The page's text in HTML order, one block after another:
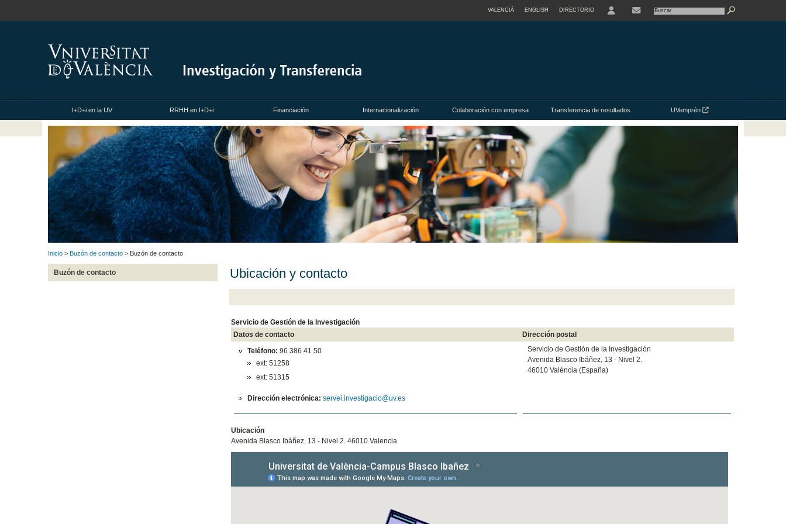
VALENCIÀ ENGLISH DIRECTORIO
I+D+i en la UV RRHH en I+D+i Financiación Internacionalización Colaboración con empresa Transferencia de resultados UVemprén
Inicio > Buzón de contacto > Buzón de contacto
Buzón de contacto Ubicación y contacto
Servicio de Gestión de la Investigación
Datos de contacto
Dirección postal
Teléfono: 96 386 41 50
ext: 51258
ext: 51315
Dirección electrónica: servei.investigacio@uv.es
Servicio de Gestión de la Investigación
Avenida Blasco Ibáñez, 13 - Nivel 2.
46010 València (España)
Ubicación
Avenida Blasco Ibáñez, 13 - Nivel 2. 46010 Valencia